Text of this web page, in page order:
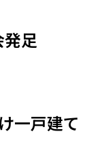
足
一戸建て